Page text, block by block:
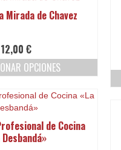
múltiples
Las
opciones
se
pueden
elegir
página
de
Mirada de Chavez
12,00€
OPCIONES
producto
tiene
variantes.
Las
de Cocina
Desbandá»